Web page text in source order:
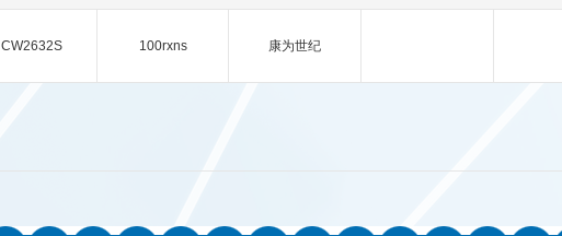
Zedira Hybrid Plastics
CW2632S 100rxns 康为世纪